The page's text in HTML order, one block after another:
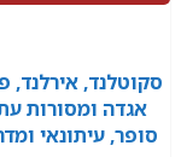
סקוטלנד, אירלנד,
אגדה ומסורות
סופר, עיתונאי